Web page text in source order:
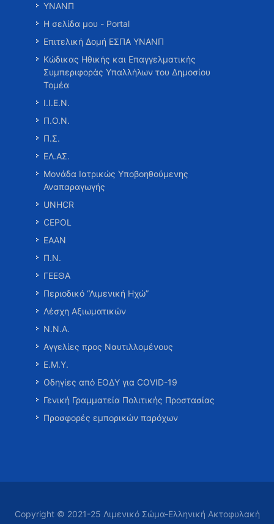
ΥΝΑΝΠ
Η σελίδα μου - Portal
Επιτελική Δομή ΕΣΠΑ ΥΝΑΝΠ
Κώδικας Ηθικής και Επαγγελματικής
Συμπεριφοράς Υπαλλήλων του Δημοσίου
Τομέα
Ι.Ι.Ε.Ν.
Π.Ο.Ν.
Π.Σ.
ΕΛ.ΑΣ.
Μονάδα Ιατρικώς Υποβοηθούμενης
Αναπαραγωγής
UNHCR
CEPOL
ΕΑΑΝ
Π.Ν.
ΓΕΕΘΑ
Περιοδικό “Λιμενική Ηχώ”
Λέσχη Αξιωματικών
Ν.Ν.Α.
Αγγελίες προς Ναυτιλλομένους
Ε.Μ.Υ.
Οδηγίες από ΕΟΔΥ για COVID-19
Γενική Γραμματεία Πολιτικής Προστασίας
Προσφορές εμπορικών παρόχων
Copyright © 2021-25 Λιμενικό Σώμα-Ελληνική Ακτοφυλακή